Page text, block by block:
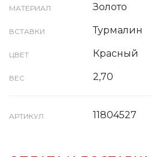
МАТЕРИАЛ Золото
ВСТАВКИ Турмалин
ЦВЕТ Красный
ВЕС 2,70
АРТИКУЛ 11804527